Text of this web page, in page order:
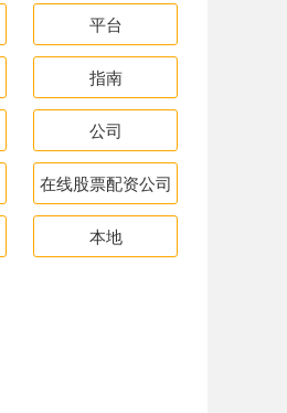
平台
指南
公司
在线股票配资公司
本地